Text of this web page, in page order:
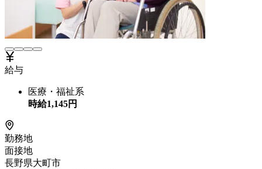
給与
医療・福祉系
時給1,145円
勤務地
面接地
長野県大町市